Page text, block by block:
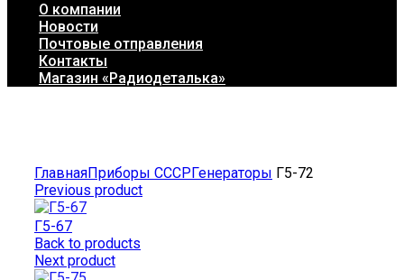
О компании
Новости
Почтовые отправления
Контакты
Магазин «Радиодеталька»
ГлавнаяПриборы СССРГенераторы Г5-72
Previous product
Г5-67
Back to products
Next product